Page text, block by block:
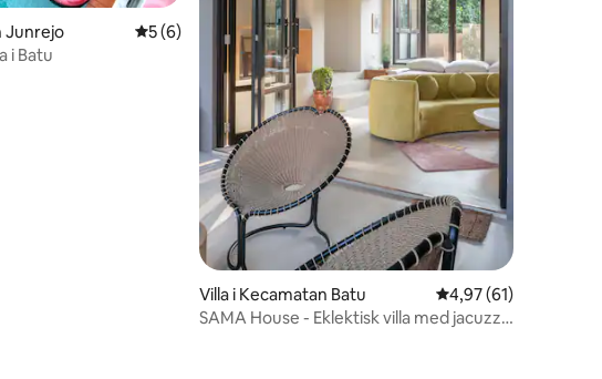
Junrejo 5 ud af 5 i gennemsnitlig bedømmelse, 6 omtaler
5 (6)
i Batu
Villa i Kecamatan Batu 4,97 ud af 5 i
4,97 (61)
SAMA House - Eklektisk villa med jacuzzi